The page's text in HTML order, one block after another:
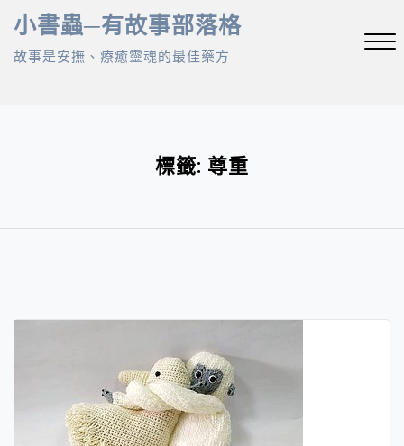
Skip
content
小書蟲─有故事部落格
故事是安撫、療癒靈魂的最佳藥方
標籤: 尊重